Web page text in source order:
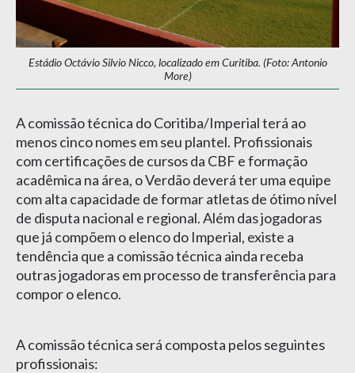
Estádio Octávio Silvio Nicco, localizado em Curitiba. (Foto: Antonio
More)
A comissão técnica do Coritiba/Imperial terá ao
menos cinco nomes em seu plantel. Profissionais
com certificações de cursos da CBF e formação
acadêmica na área, o Verdão deverá ter uma equipe
com alta capacidade de formar atletas de ótimo nível
de disputa nacional e regional. Além das jogadoras
que já compõem o elenco do Imperial, existe a
tendência que a comissão técnica ainda receba
outras jogadoras em processo de transferência para
compor o elenco.
A comissão técnica será composta pelos seguintes
profissionais: